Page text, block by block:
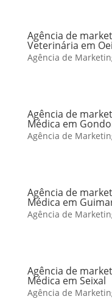
Agência de
Veterinária em
Agência de
Agência de
Médica em
Agência de
Agência de
Médica em
Agência de
Agência de
Médica em Seixal
Agência de